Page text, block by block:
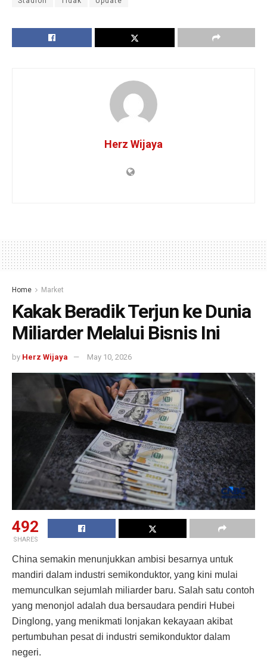
Herz Wijaya
Home Market
Kakak Beradik Terjun ke Dunia
Miliarder Melalui Bisnis Ini
by Herz Wijaya May 10, 2026
492
SHARES
China semakin menunjukkan ambisi besarnya untuk
mandiri dalam industri semikonduktor, yang kini mulai
memunculkan sejumlah miliarder baru. Salah satu contoh
yang menonjol adalah dua bersaudara pendiri Hubei
Dinglong, yang menikmati lonjakan kekayaan akibat
pertumbuhan pesat di industri semikonduktor dalam
negeri.